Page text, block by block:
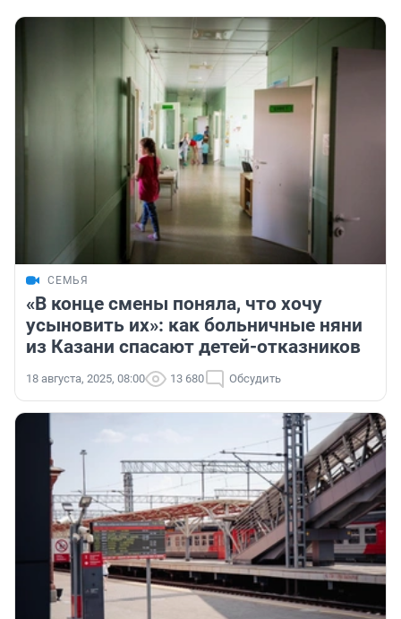
СЕМЬЯ
«В конце смены поняла, что хочу
усыновить их»: как больничные няни
из Казани спасают детей-отказников
18 августа, 2025, 08:00 13 680 Обсудить